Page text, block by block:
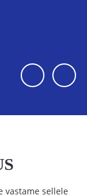
vastame sellele